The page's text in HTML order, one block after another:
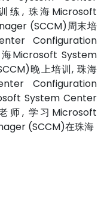
练, 珠海Microsoft
(SCCM)周末培
Configuration
Microsoft System
晚上培训, 珠海
Configuration
System Center
师, 学习Microsoft
(SCCM)在珠海